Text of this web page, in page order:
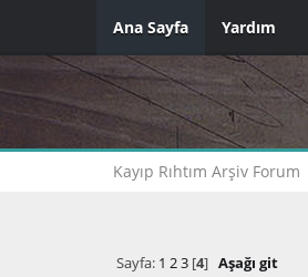
Ana Sayfa Yardım
Kayıp Rıhtım Arşiv Forum
Sayfa: 1 2 3[4] Aşağı git